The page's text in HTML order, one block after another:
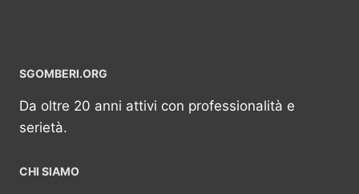
SGOMBERI.ORG
Da oltre 20 anni attivi con professionalità e
serietà.
CHI SIAMO